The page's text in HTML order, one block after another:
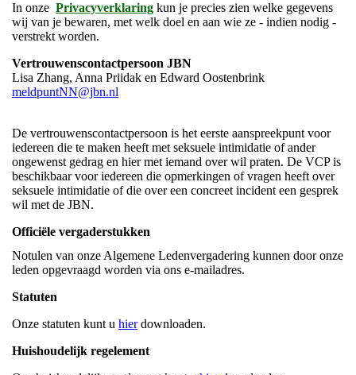
In onze Privacyverklaring kun je precies zien welke gegevens
wij van je bewaren, met welk doel en aan wie ze - indien nodig -
verstrekt worden.
Vertrouwenscontactpersoon JBN
Lisa Zhang, Anna Priidak en Edward Oostenbrink
meldpuntNN@jbn.nl
De vertrouwenscontactpersoon is het eerste aanspreekpunt voor
iedereen die te maken heeft met seksuele intimidatie of ander
ongewenst gedrag en hier met iemand over wil praten. De VCP is
beschikbaar voor iedereen die opmerkingen of vragen heeft over
seksuele intimidatie of die over een concreet incident een gesprek
wil met de JBN.
Officiële vergaderstukken
Notulen van onze Algemene Ledenvergadering kunnen door onze
leden opgevraagd worden via ons e-mailadres.
Statuten
Onze statuten kunt u hierdownloaden.
Huishoudelijk regelement